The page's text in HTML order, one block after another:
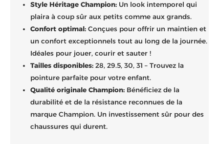
Style Héritage Champion: Un look intemporel qui
plaira à coup sûr aux petits comme aux grands.
Confort optimal: Conçues pour offrir un maintien et
un confort exceptionnels tout au long de la journée.
Idéales pour jouer, courir et sauter !
Tailles disponibles: 28, 29.5, 30, 31 – Trouvez la
pointure parfaite pour votre enfant.
Qualité originale Champion: Bénéficiez de la
durabilité et de la résistance reconnues de la
marque Champion. Un investissement sûr pour des
chaussures qui durent.